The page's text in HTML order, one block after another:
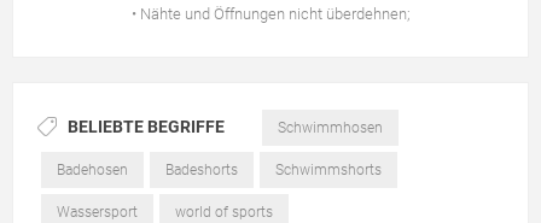
• Nähte und Öffnungen nicht überdehnen;
BELIEBTE BEGRIFFE Schwimmhosen
Badehosen Badeshorts Schwimmshorts
Wassersport world of sports